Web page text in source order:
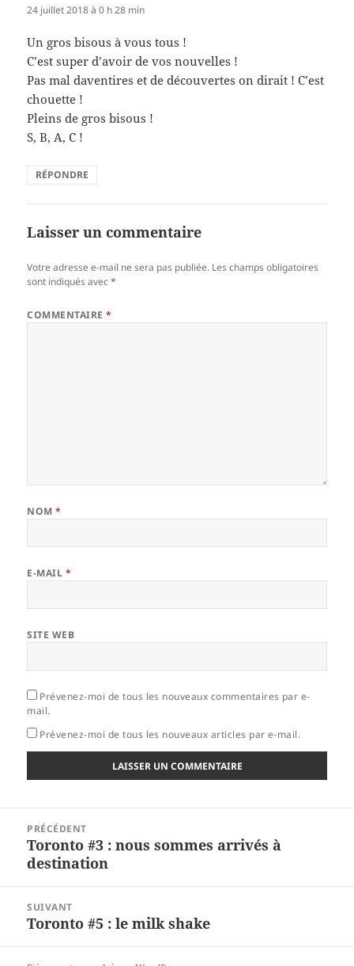
24 juillet 2018 à 0 h 28 min
Un gros bisous à vous tous !
C’est super d’avoir de vos nouvelles !
Pas mal daventires et de découvertes on dirait ! C’est
chouette !
Pleins de gros bisous !
S, B, A, C !
RÉPONDRE
Laisser un commentaire
Votre adresse e-mail ne sera pas publiée. Les champs obligatoires
sont indiqués avec*
COMMENTAIRE*
NOM*
E-MAIL *
SITE WEB
Prévenez-moi de tous les nouveaux commentaires par e-
mail.
Prévenez-moi de tous les nouveaux articles par e-mail.
l’article
PRÉCÉDENT
Article
précédent :
Toronto #3 : nous sommes arrivés à
destination
SUIVANT
Article
Toronto #5 : le milk shake